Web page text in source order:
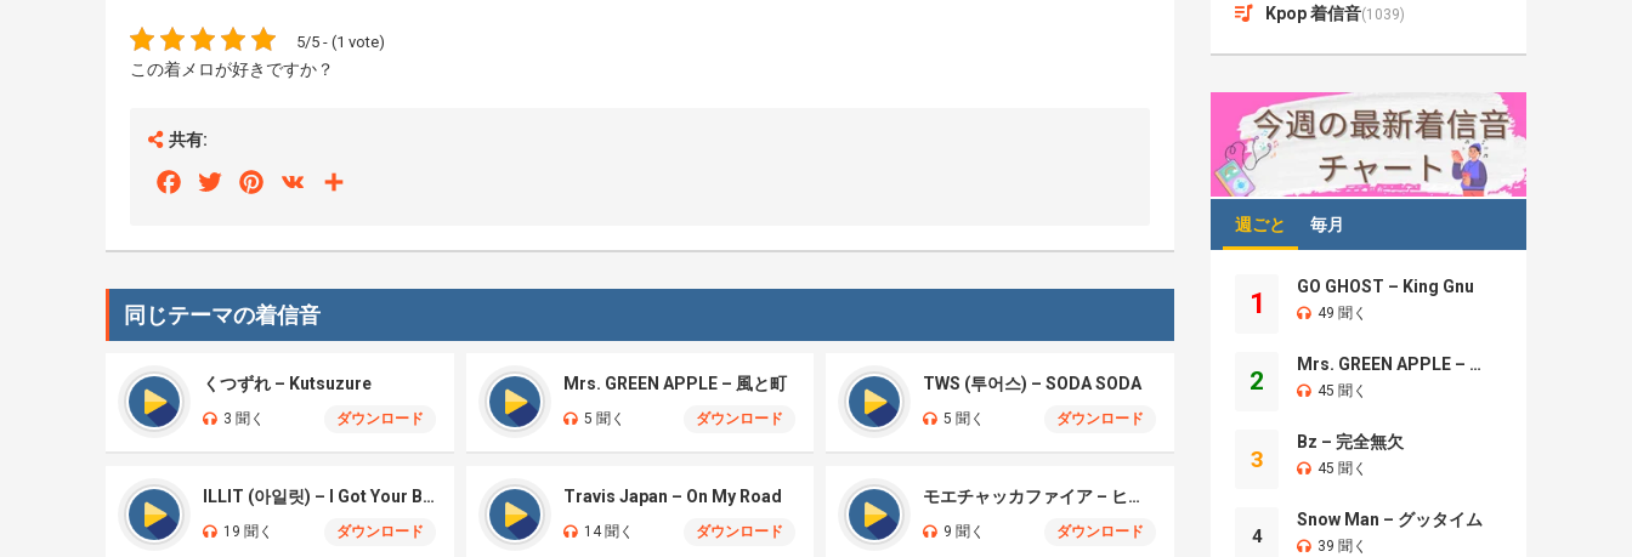
5/5 - (1 vote)
この着メロが好きですか？
共有:
FacebookTwitterPinterest
VK
同じテーマの着信音
くつずれ – Kutsuzure
3 聞く ダウンロード
Mrs. GREEN APPLE – 風と町
5 聞く ダウンロード
TWS (투어스) – SODA SODA
5 聞く ダウンロード
ILLIT (아일릿) – I Got Your Back
19 聞く ダウンロード
Travis Japan – On My Road
14 聞く ダウンロード
モエチャッカファイア – ヒューゴ、狛野真斗、ライト、セヴェリアン (Cover )
9 聞く ダウンロード
Kpop 着信音(1039)
週ごと 毎月
1
GO GHOST – King Gnu
49 聞く
2
Mrs. GREEN APPLE – Brand New
45 聞く
3
Bz – 完全無欠
45 聞く
4
Snow Man – グッタイム
39 聞く